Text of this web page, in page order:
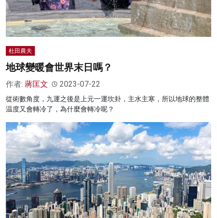
杜田農夫
地球變暖會世界末日嗎？
作者: 蔣匡文 2023-07-22
從術數角度，九運之後是上元一運坎卦，主水主寒，所以地球的整體
温度又會轉冷了，為什麼會轉冷呢？